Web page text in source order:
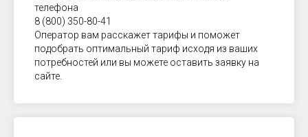
телефона
8 (800) 350-80-41
Оператор вам расскажет тарифы и поможет
подобрать оптимальный тариф исходя из ваших
потребностей или вы можете оставить заявку на
сайте.